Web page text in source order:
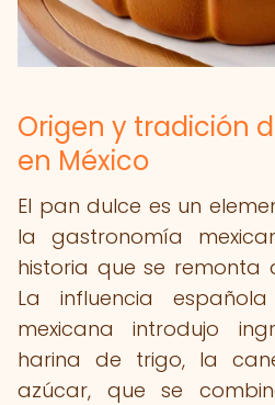
Origen y tradición
en México
El pan dulce es un
la gastronomía
historia que se remonta
La influencia
mexicana introdujo
harina de trigo, la
azúcar, que se